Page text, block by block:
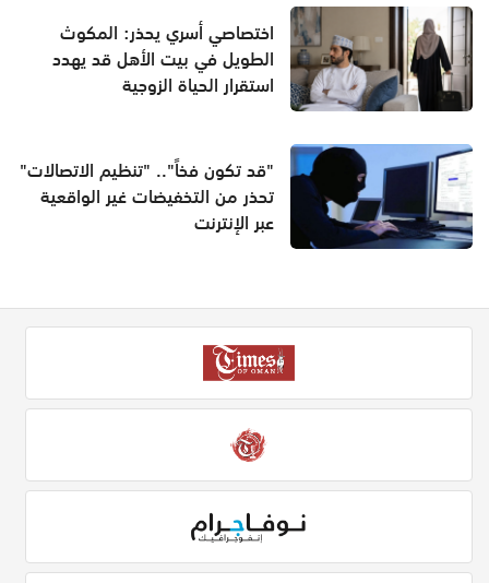
اختصاصي أسري يحذر: المكوث
الطويل في بيت الأهل قد يهدد
استقرار الحياة الزوجية
"قد تكون فخاً".. "تنظيم الاتصالات"
تحذر من التخفيضات غير الواقعية
عبر الإنترنت